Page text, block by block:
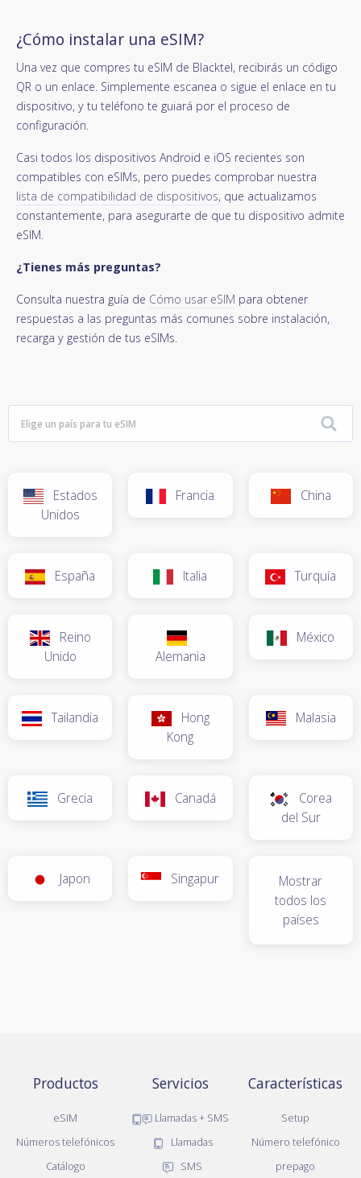
¿Cómo instalar una eSIM?
Una vez que compres tu eSIM de Blacktel, recibirás un código
QR o un enlace. Simplemente escanea o sigue el enlace en tu
dispositivo, y tu teléfono te guiará por el proceso de
configuración.
Casi todos los dispositivos Android e iOS recientes son
compatibles con eSIMs, pero puedes comprobar nuestra
lista de compatibilidad de dispositivos, que actualizamos
constantemente, para asegurarte de que tu dispositivo admite
eSIM.
¿Tienes más preguntas?
Consulta nuestra guía de Cómo usar eSIM para obtener
respuestas a las preguntas más comunes sobre instalación,
recarga y gestión de tus eSIMs.
Estados
Unidos
Francia China
España Italia Turquía
Reino
Unido
Alemania
México
Tailandia
Hong
Kong
Malasia
Grecia Canadá
Corea
del Sur
Japon Singapur
Mostrar
todos los
países
Productos
eSIM
Números telefónicos
Catálogo
Servicios
Llamadas + SMS
Llamadas
SMS
Características
Setup
Número telefónico
prepago